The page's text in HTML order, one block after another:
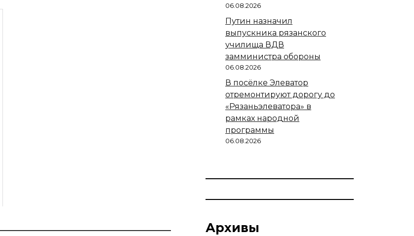
06.08.2026
Путин назначил
выпускника рязанского
училища ВДВ
замминистра обороны
06.08.2026
В посёлке Элеватор
отремонтируют дорогу до
«Рязаньэлеватора» в
рамках народной
программы
06.08.2026
Архивы